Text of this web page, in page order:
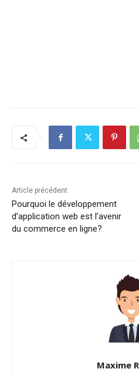
Article précédent
Pourquoi le développement
d’application web est l’avenir
du commerce en ligne?
Maxime